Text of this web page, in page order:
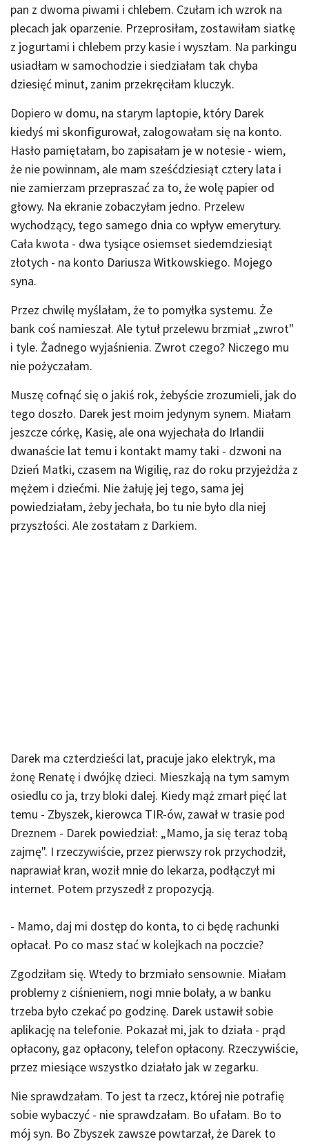
pan z dwoma piwami i chlebem. Czułam ich wzrok na
plecach jak oparzenie. Przeprosiłam, zostawiłam siatkę
z jogurtami i chlebem przy kasie i wyszłam. Na parkingu
usiadłam w samochodzie i siedziałam tak chyba
dziesięć minut, zanim przekręciłam kluczyk.
Dopiero w domu, na starym laptopie, który Darek
kiedyś mi skonfigurował, zalogowałam się na konto.
Hasło pamiętałam, bo zapisałam je w notesie - wiem,
że nie powinnam, ale mam sześćdziesiąt cztery lata i
nie zamierzam przepraszać za to, że wolę papier od
głowy. Na ekranie zobaczyłam jedno. Przelew
wychodzący, tego samego dnia co wpływ emerytury.
Cała kwota - dwa tysiące osiemset siedemdziesiąt
złotych - na konto Dariusza Witkowskiego. Mojego
syna.
Przez chwilę myślałam, że to pomyłka systemu. Że
bank coś namieszał. Ale tytuł przelewu brzmiał „zwrot"
i tyle. Żadnego wyjaśnienia. Zwrot czego? Niczego mu
nie pożyczałam.
Muszę cofnąć się o jakiś rok, żebyście zrozumieli, jak do
tego doszło. Darek jest moim jedynym synem. Miałam
jeszcze córkę, Kasię, ale ona wyjechała do Irlandii
dwanaście lat temu i kontakt mamy taki - dzwoni na
Dzień Matki, czasem na Wigilię, raz do roku przyjeżdża z
mężem i dziećmi. Nie żałuję jej tego, sama jej
powiedziałam, żeby jechała, bo tu nie było dla niej
przyszłości. Ale zostałam z Darkiem.
Darek ma czterdzieści lat, pracuje jako elektryk, ma
żonę Renatę i dwójkę dzieci. Mieszkają na tym samym
osiedlu co ja, trzy bloki dalej. Kiedy mąż zmarł pięć lat
temu - Zbyszek, kierowca TIR-ów, zawał w trasie pod
Dreznem - Darek powiedział: „Mamo, ja się teraz tobą
zajmę". I rzeczywiście, przez pierwszy rok przychodził,
naprawiał kran, woził mnie do lekarza, podłączył mi
internet. Potem przyszedł z propozycją.
- Mamo, daj mi dostęp do konta, to ci będę rachunki
opłacał. Po co masz stać w kolejkach na poczcie?
Zgodziłam się. Wtedy to brzmiało sensownie. Miałam
problemy z ciśnieniem, nogi mnie bolały, a w banku
trzeba było czekać po godzinę. Darek ustawił sobie
aplikację na telefonie. Pokazał mi, jak to działa - prąd
opłacony, gaz opłacony, telefon opłacony. Rzeczywiście,
przez miesiące wszystko działało jak w zegarku.
Nie sprawdzałam. To jest ta rzecz, której nie potrafię
sobie wybaczyć - nie sprawdzałam. Bo ufałam. Bo to
mój syn. Bo Zbyszek zawsze powtarzał, że Darek to